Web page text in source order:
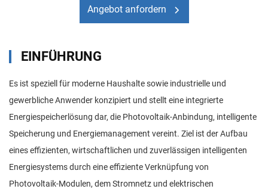
Angebot anfordern
EINFÜHRUNG
Es ist speziell für moderne Haushalte sowie industrielle und
gewerbliche Anwender konzipiert und stellt eine integrierte
Energiespeicherlösung dar, die Photovoltaik-Anbindung, intelligente
Speicherung und Energiemanagement vereint. Ziel ist der Aufbau
eines effizienten, wirtschaftlichen und zuverlässigen intelligenten
Energiesystems durch eine effiziente Verknüpfung von
Photovoltaik-Modulen, dem Stromnetz und elektrischen